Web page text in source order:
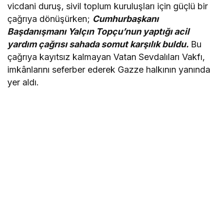
vicdani duruş, sivil toplum kuruluşları için güçlü bir
çağrıya dönüşürken; Cumhurbaşkanı
Başdanışmanı Yalçın Topçu’nun yaptığı acil
yardım çağrısı sahada somut karşılık buldu. Bu
çağrıya kayıtsız kalmayan Vatan Sevdalıları Vakfı,
imkânlarını seferber ederek Gazze halkının yanında
yer aldı.